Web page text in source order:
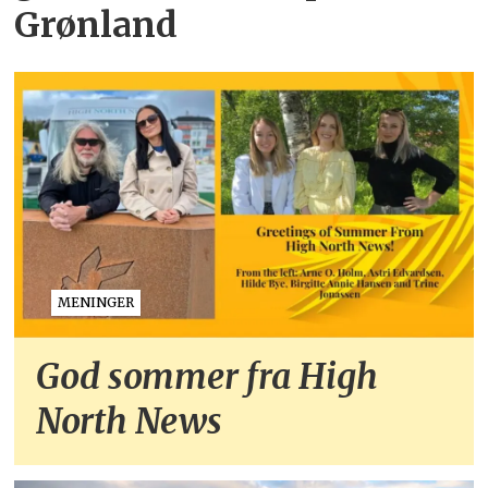
Grønland
MENINGER
God sommer fra High
North News